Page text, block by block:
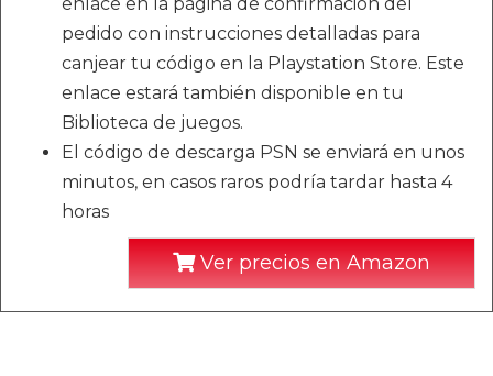
enlace en la página de confirmación del
pedido con instrucciones detalladas para
canjear tu código en la Playstation Store. Este
enlace estará también disponible en tu
Biblioteca de juegos.
El código de descarga PSN se enviará en unos
minutos, en casos raros podría tardar hasta 4
horas
Ver precios en Amazon